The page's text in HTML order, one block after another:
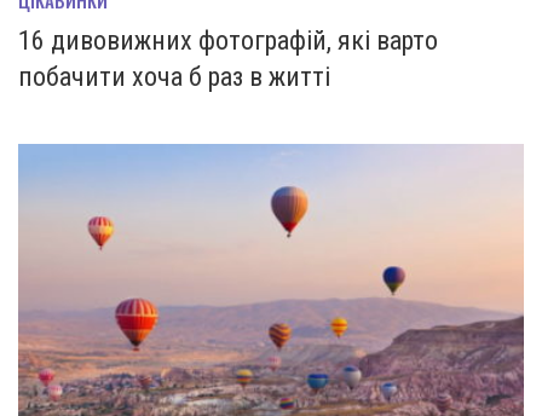
16 дивовижних фотографій, які варто
побачити хоча б раз в житті